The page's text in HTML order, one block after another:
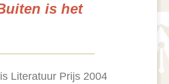
is het
Literatuur Prijs 2004